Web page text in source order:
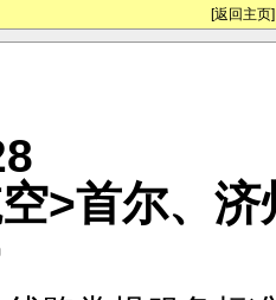
[返回主页]
>首尔、济